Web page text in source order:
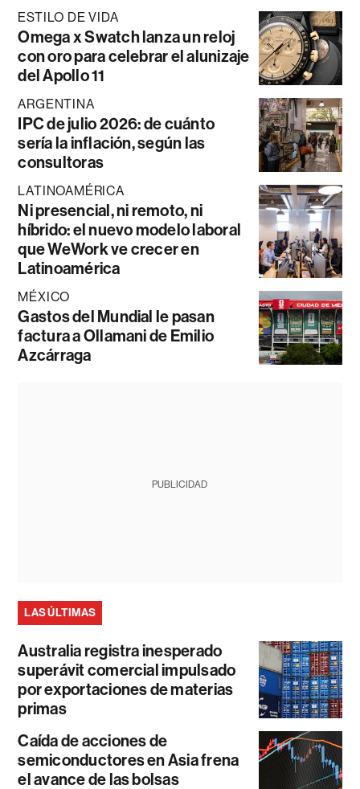
ESTILO DE VIDA
Omega x Swatch lanza un reloj
con oro para celebrar el alunizaje
del Apollo 11
ARGENTINA
IPC de julio 2026: de cuánto
sería la inflación, según las
consultoras
LATINOAMÉRICA
Ni presencial, ni remoto, ni
híbrido: el nuevo modelo laboral
que WeWork ve crecer en
Latinoamérica
MÉXICO
Gastos del Mundial le pasan
factura a Ollamani de Emilio
Azcárraga
PUBLICIDAD
LAS ÚLTIMAS
Australia registra inesperado
superávit comercial impulsado
por exportaciones de materias
primas
Caída de acciones de
semiconductores en Asia frena
el avance de las bolsas